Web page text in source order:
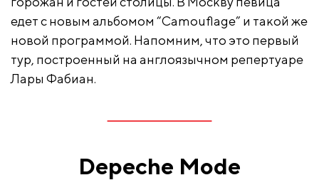
едет с новым альбомом “Camouflage” и такой же
новой программой. Напомним, что это первый
тур, построенный на англоязычном репертуаре
Лары Фабиан.
Depeche Mode